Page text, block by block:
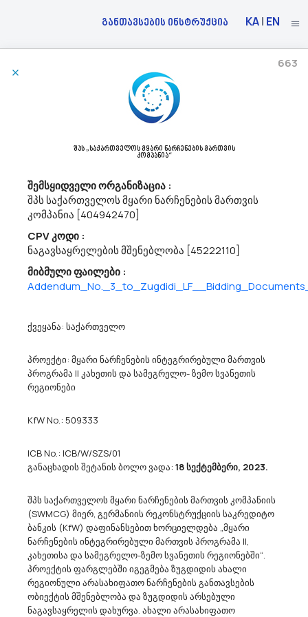
განთავსების ინსტრუქცია KA| EN
Სსიპ Საგანმანათლებლო Და Სამეცნიერო Ინფრასტრუქტურის Განვითარების Სააგენტო
45200000 - მთლიანი ან ნაწილობრივი სამშენებლო სამუშაოები და
20/03/2023
გაცნობებთ, რომ სსიპ ,,საგანმანათლებლო და სამეცნიერო
ინფრასტრუქტურის განვითარების სააგენტო’’-ს (ს/ნ:202294980)
მიერ დაგეგმილია ივანე ჯავახიშვილის სახელობის თბილისის
სახელმწიფო უნივერსიტეტის მედიისა და ტელეხელოვნების
კოლეჯის მშენებლობა (CPV კ...
30200000 - კომპიუტერული მოწყობილობები და აქსესუარები ,38600000
- ოპტიკური ხელსაწყოები.
20/03/2023
გაცნობებთ, რომ სსიპ „საგანმანათლებლო და სამეცნიერო
ატარებს ფასთა კვლევას საჯარო სკოლებისათვის პორტაბელური
მოწყობილობები და აქსესუარები...
Წალენჯიხის Მუნიციპალიტეტის Მერია Აცხადებს Ბაზრის Კვლევას
71300000 - საინჟინრო მომსახურებები.
20/03/2023
წალენჯიხის მუნიციპალიტეტის მერია ს/კ 242739248 შემდგომ
ტენდერის გამოცხადების მიზნით გეგმავს ჩქვალერის
შპს „საქართველოს მყარი ნარჩენების მართვის
კომპანია“
შემსყიდველი ორგანიზაცია :
შპს საქართველოს მყარი ნარჩენების მართვის
კომპანია [404942470]
CPV კოდი :
ნაგავსაყრელების მშენებლობა [45222110]
მიბმული ფაილები :
663
ქვეყანა: საქართველო
პროექტი: მყარი ნარჩენების ინტეგრირებული მართვის
პროგრამა II კახეთის და სამეგრელო- ზემო სვანეთის
რეგიონები
KfW No.: 509333
ICB No.: ICB/W/SZS/01
განაცხადის შეტანის ბოლო ვადა: 18 სექტემბერი, 2023.
შპს საქართველოს მყარი ნარჩენების მართვის კომპანიის
(SWMCG) მიერ, გერმანიის რეკონსტრუქციის საკრედიტო
ბანკის (KfW) დაფინანსებით ხორციელდება „მყარი
ნარჩენების ინტეგრირებული მართვის პროგრამა II,
კახეთისა და სამეგრელო-ზემო სვანეთის რეგიონებში“.
პროექტის ფარგლებში იგეგმება ზუგდიდის ახალი
რეგიონული არასახიფათო ნარჩენების განთავსების
ობიექტის მშენებლობა და ზუგდიდის არსებული
ნაგავსაყრელის დახურვა. ახალი არასახიფათო